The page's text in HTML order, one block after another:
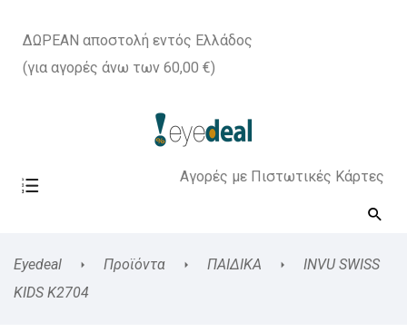
ΔΩΡΕΑΝ αποστολή εντός Ελλάδος
(για αγορές άνω των 60,00 €)
Αγορές με Πιστωτικές Κάρτες
Eyedeal Προϊόντα ΠΑΙΔΙΚΑ
INVU SWISS
KIDS K2704